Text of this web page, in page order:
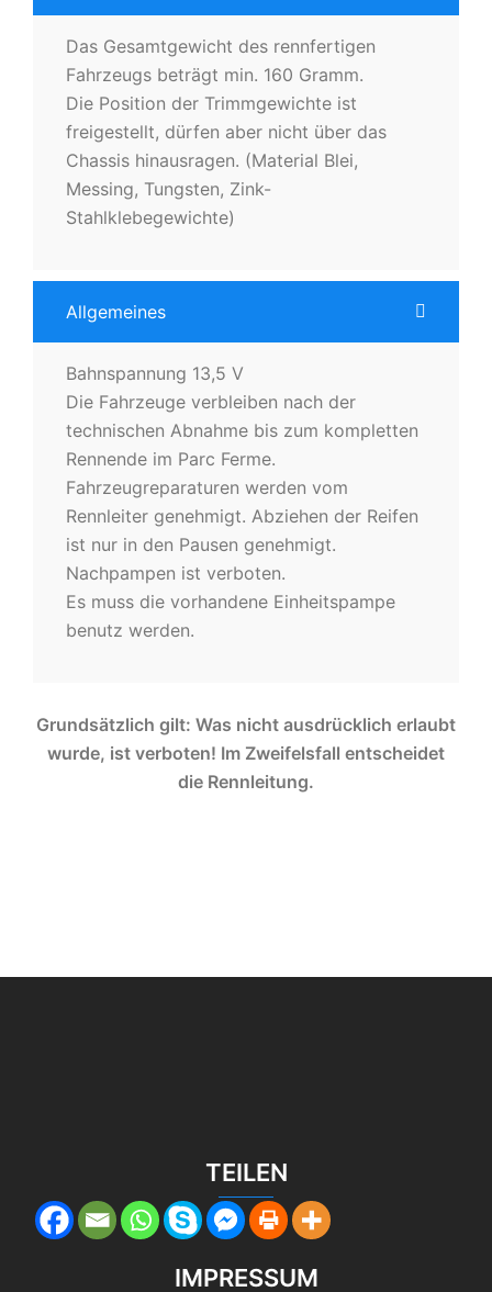
Das Gesamtgewicht des rennfertigen
Fahrzeugs beträgt min. 160 Gramm.
Die Position der Trimmgewichte ist
freigestellt, dürfen aber nicht über das
Chassis hinausragen. (Material Blei,
Messing, Tungsten, Zink-
Stahlklebegewichte)
Allgemeines
Bahnspannung 13,5 V
Die Fahrzeuge verbleiben nach der
technischen Abnahme bis zum kompletten
Rennende im Parc Ferme.
Fahrzeugreparaturen werden vom
Rennleiter genehmigt. Abziehen der Reifen
ist nur in den Pausen genehmigt.
Nachpampen ist verboten.
Es muss die vorhandene Einheitspampe
benutz werden.
Grundsätzlich gilt: Was nicht ausdrücklich erlaubt
wurde, ist verboten! Im Zweifelsfall entscheidet
die Rennleitung.
TEILEN
IMPRESSUM